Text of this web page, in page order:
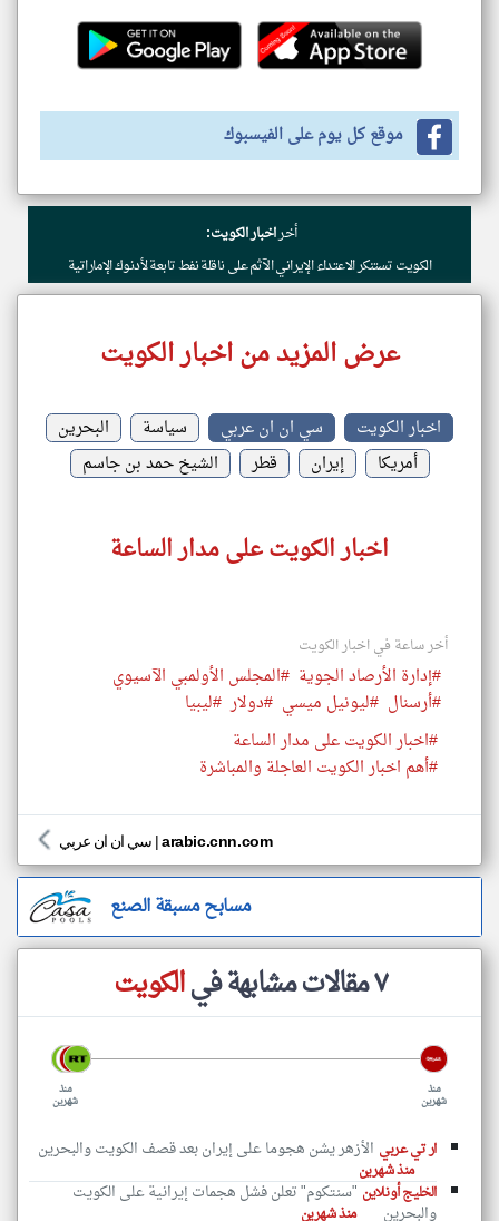
موقع كل يوم على الفيسبوك
أخراخبار الكويت:
الكويت تستنكر الاعتداء الإيراني الآثم على ناقلة نفط تابعة لأدنوك الإماراتية
عرض المزيد من اخبار الكويت
اخبار الكويت سي ان ان عربي سياسة
البحرين
أمريكا
إيران قطر الشيخ حمد بن جاسم
اخبار الكويت على مدار الساعة
أخر ساعة في اخبار الكويت
#إدارة الأرصاد الجوية #المجلس الأولمبي الآسيوي
#أرسنال #ليونيل ميسي #دولار #ليبيا
#اخبار الكويت على مدار الساعة
#أهم اخبار الكويت العاجلة والمباشرة
سي ان ان عربي |arabic.cnn.com
مسابح مسبقة الصنع
٧ مقالات مشابهة في الكويت
منذ
شهرين
منذ
شهرين
ار تي عربي الأزهر يشن هجوما على إيران بعد قصف الكويت والبحرين
منذ شهرين
الخليج أونلاين "سنتكوم" تعلن فشل هجمات إيرانية على الكويت
والبحرين منذ شهرين